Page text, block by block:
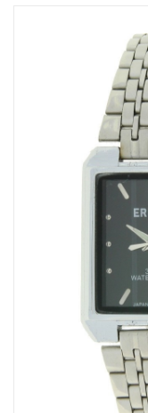
Haaraccesoires
Zonnebrillen